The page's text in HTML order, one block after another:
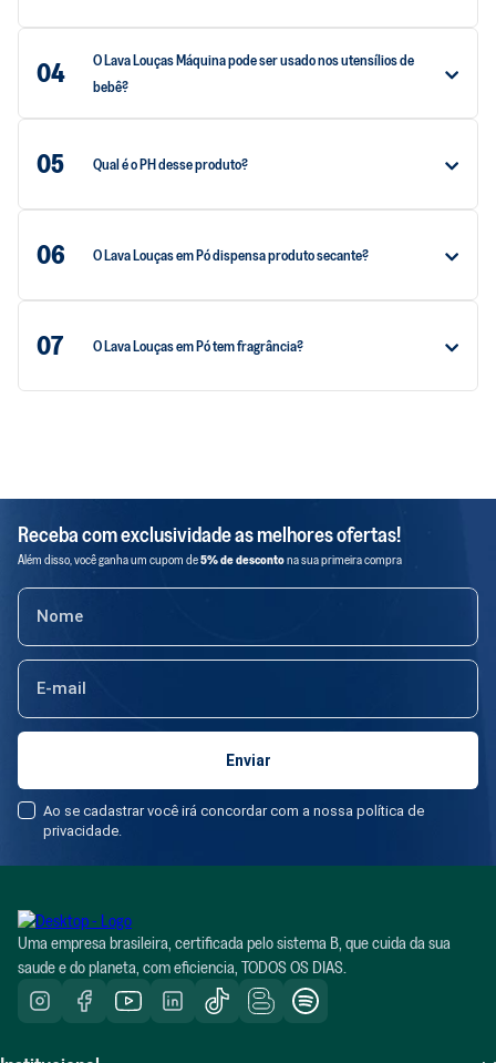
04
O Lava Louças Máquina pode ser usado nos utensílios de
bebê?
05 Qual é o PH desse produto?
06 O Lava Louças em Pó dispensa produto secante?
07 O Lava Louças em Pó tem fragrância?
Receba com exclusividade as melhores ofertas!
Além disso, você ganha um cupom de5% de descontona sua primeira compra
Ao se cadastrar você irá concordar com a nossa política de
privacidade.
Uma empresa brasileira, certificada pelo sistema B, que cuida da sua
saude e do planeta, com eficiencia, TODOS OS DIAS.